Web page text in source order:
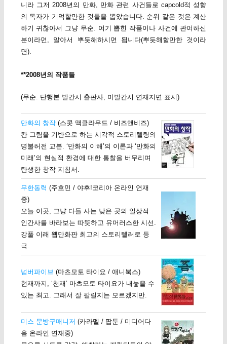
니라 그저 2008년의 만화, 만화 관련 사건들로 capcold적 성향
의 독자가 기억할만한 것들을 뽑았습니다. 순위 같은 것은 계산
하기 귀찮아서 그냥 무순. 여기 뽑힌 작품이나 사건에 관여하신
분이라면, 알아서 뿌듯해하시면 됩니다(뿌듯해할만한 것이라
면).
**2008년의 작품들
(무순. 단행본 발간시 출판사, 미발간시 연재지면 표시)
만화의 창작(스콧 맥클라우드 / 비즈앤비즈)
칸 그림을 기반으로 하는 시각적 스토리텔링의
명불허전 교본. ‘만화의 이해’의 이론과 ‘만화의
미래’의 현실적 환경에 대한 통찰을 버무리며
탄생한 창작 지침서.
무한동력 (주호민 / 야후!코리아 온라인 연재
중)
오늘 이곳, 그냥 다들 사는 낮은 곳의 일상적
인간사를 바라보는 따뜻하고 유머러스한 시선.
강풀 이래 웹만화판 최고의 스토리텔러로 등
극.
넘버파이브 (마츠모토 타이요 / 애니북스)
현재까지, ‘천재’ 마츠모토 타이요가 내놓을 수
있는 최고. 그래서 잘 팔릴지는 모르겠지만.
미스 문방구매니저 (카라멜 / 팝툰 / 미디어다
음 온라인 연재중)